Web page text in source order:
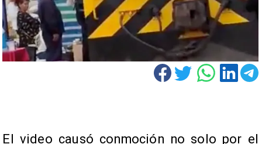
El video causó conmoción no solo por el